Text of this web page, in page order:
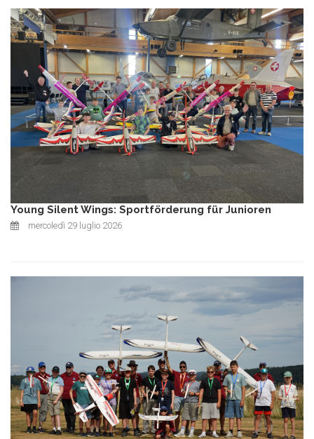
Young Silent Wings: Sportförderung für Junioren
mercoledì 29 luglio 2026